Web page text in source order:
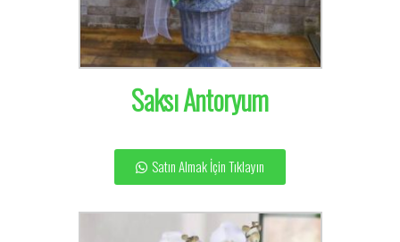
Saksı Antoryum
Satın Almak İçin Tıklayın